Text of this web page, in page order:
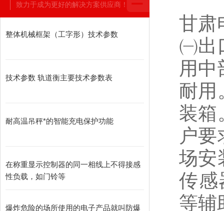
致力于成为更好的解决方案供应商！
整体机械框架（工字形）技术参数
技术参数 轨道衡主要技术参数表
耐高温吊秤*的智能充电保护功能
在称重显示控制器的同一相线上不得接感
性负载，如门铃等
爆炸危险的场所使用的电子产品就叫防爆
甘肃
㈠出
用
耐用
装箱
户
场安
传感
等辅